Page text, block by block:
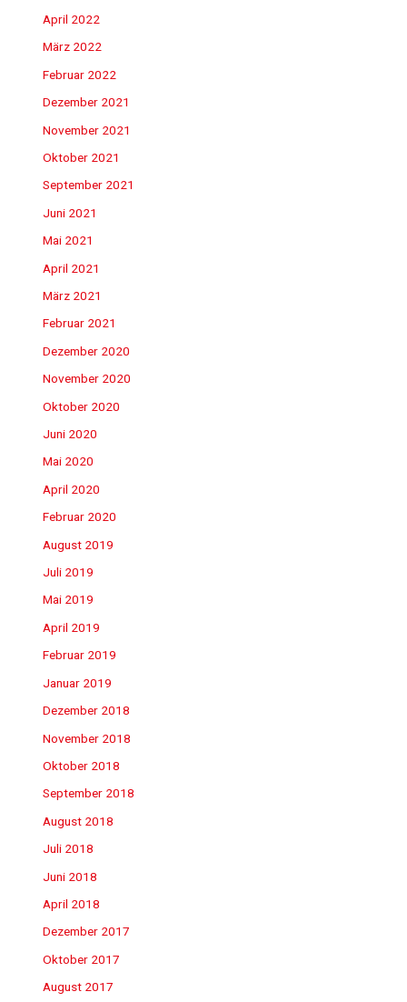
April 2022
März 2022
Februar 2022
Dezember 2021
November 2021
Oktober 2021
September 2021
Juni 2021
Mai 2021
April 2021
März 2021
Februar 2021
Dezember 2020
November 2020
Oktober 2020
Juni 2020
Mai 2020
April 2020
Februar 2020
August 2019
Juli 2019
Mai 2019
April 2019
Februar 2019
Januar 2019
Dezember 2018
November 2018
Oktober 2018
September 2018
August 2018
Juli 2018
Juni 2018
April 2018
Dezember 2017
Oktober 2017
August 2017